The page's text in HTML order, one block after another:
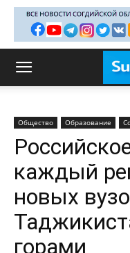
Общество Образование
каждый
новых
горами